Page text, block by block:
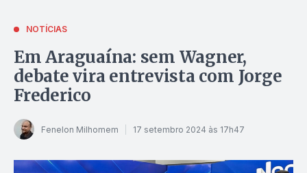
NOTÍCIAS
Em Araguaína: sem Wagner,
debate vira entrevista com Jorge
Frederico
Fenelon Milhomem 17 setembro 2024 às 17h47